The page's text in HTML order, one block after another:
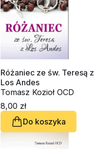
Różaniec ze św. Teresą z
Los Andes
Tomasz Kozioł OCD
8,00 zł
Do koszyka